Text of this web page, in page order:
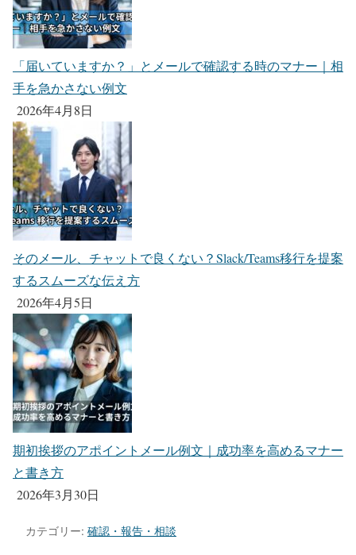
「届いていますか？」とメールで確認する時のマナー｜相
手を急かさない例文
2026年4月8日
そのメール、チャットで良くない？Slack/Teams移行を提案
するスムーズな伝え方
2026年4月5日
期初挨拶のアポイントメール例文｜成功率を高めるマナー
と書き方
2026年3月30日
カテゴリー: 確認・報告・相談